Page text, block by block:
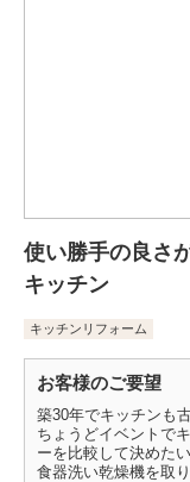
使い勝手の良さ
キッチン
キッチンリフォーム
お客様のご要望
築30年でキッチンも
ちょうどイベントで
ーを比較して決めたい
食器洗い乾燥機を取り